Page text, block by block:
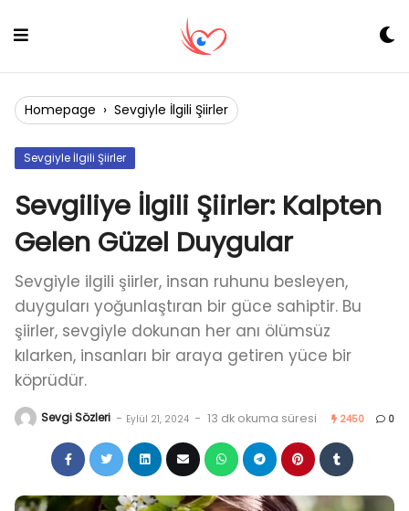
Homepage › Sevgiyle İlgili Şiirler
Sevgiyle İlgili Şiirler
Sevgiliye İlgili Şiirler: Kalpten
Gelen Güzel Duygular
Sevgiyle ilgili şiirler, insan ruhunu besleyen,
duyguları yoğunlaştıran bir güce sahiptir. Bu
şiirler, sevgiyle dokunan her anı ölümsüz
kılarken, insanları bir araya getiren yüce bir
köprüdür.
Sevgi Sözleri - Eylül 21, 2024 - 13 dk okuma süresi 2450 0